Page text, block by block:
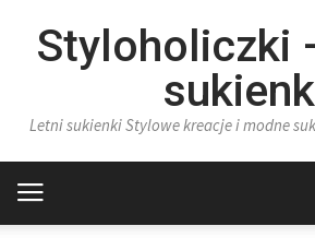
Styloholiczki
Letni sukienki Stylowe kreacje i modne